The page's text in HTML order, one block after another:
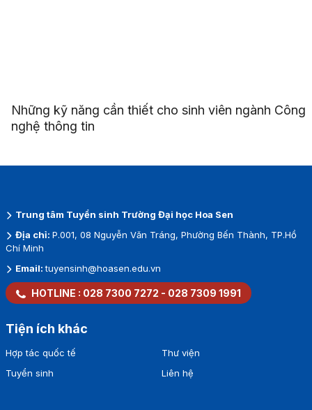
Những kỹ năng cần thiết cho sinh viên ngành Công
nghệ thông tin
Trung tâm Tuyển sinh Trường Đại học Hoa Sen
Địa chỉ: P.001, 08 Nguyễn Văn Tráng, Phường Bến Thành, TP.Hồ
Chí Minh
Email:tuyensinh@hoasen.edu.vn
HOTLINE : 028 7300 7272 - 028 7309 1991
Tiện ích khác
Hợp tác quốc tế
Tuyển sinh
Thư viện
Liên hệ